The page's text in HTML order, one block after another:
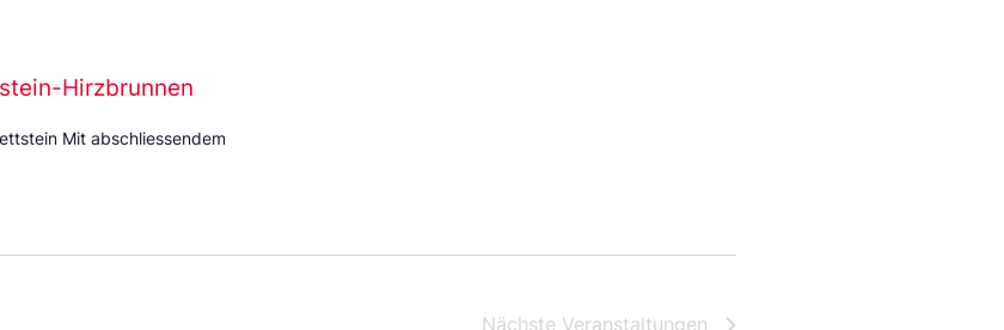
Hirzbrunnen
Mit abschliessendem
Nächste Veranstaltungen